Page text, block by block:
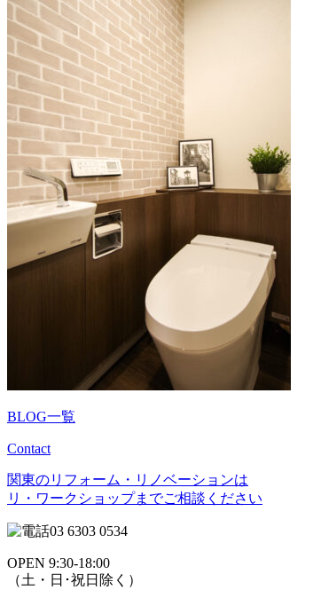
BLOG一覧
Contact
関東のリフォーム・リノベーションは
リ・ワークショップまでご相談ください
03 6303 0534
OPEN 9:30-18:00
（土・日･祝日除く）